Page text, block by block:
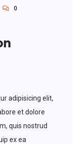
0
adipisicing elit,
et dolore
quis nostrud
ex ea